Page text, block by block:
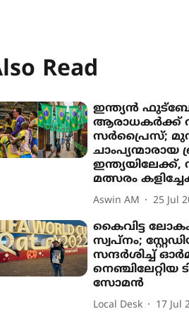
Read
ഇന്ത‍്യൻ
ആരാധകർക്ക്
സർപ്രൈസ്;
മത്സരം
Aswin AM 25 Jul
കൈവിട്ട
സ്വപ്നം;
സന്ദർശിച്ച്
നെഞ്ചിലേറ്റിയ
സോമൻ
Local Desk 17 Jul